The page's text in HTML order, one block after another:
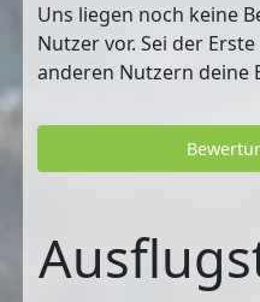
Uns liegen noch keine
Nutzer vor. Sei der
anderen Nutzern deine